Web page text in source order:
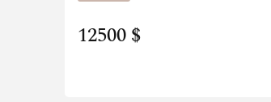
12500 $